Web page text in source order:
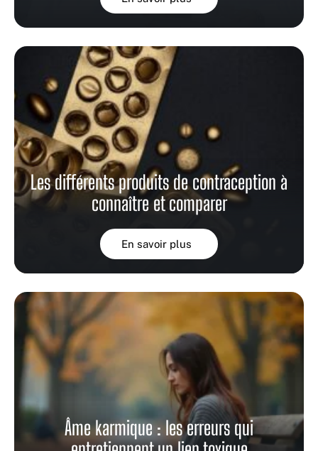
Les différents produits de contraception à
connaître et comparer
En savoir plus
Âme karmique : les erreurs qui